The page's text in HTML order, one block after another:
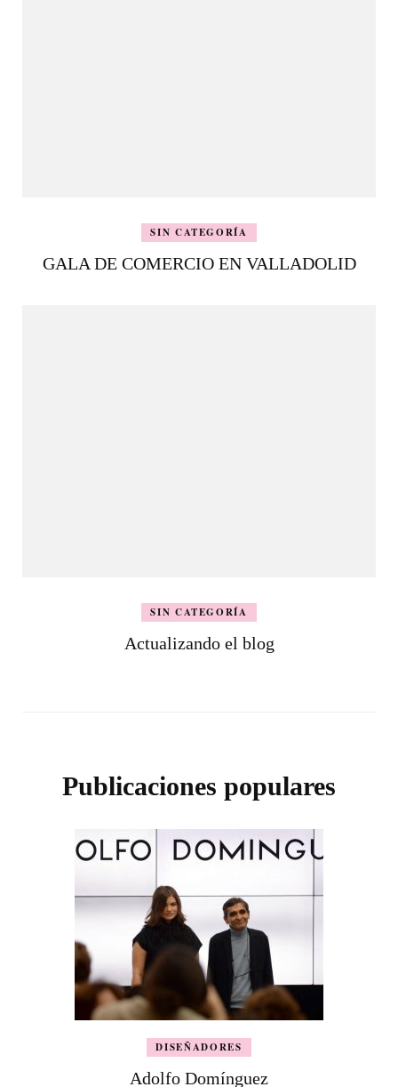
SIN CATEGORÍA
GALA DE COMERCIO EN VALLADOLID
SIN CATEGORÍA
Actualizando el blog
Publicaciones populares
DISEÑADORES
Adolfo Domínguez